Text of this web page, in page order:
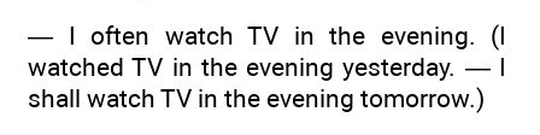
— I often watch TV in the evening. (I
watched TV in the evening yesterday. — I
shall watch TV in the evening tomorrow.)